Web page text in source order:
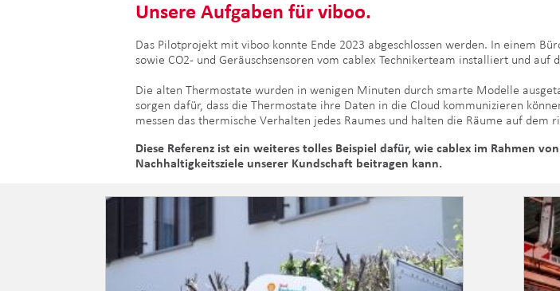
Unsere Aufgaben für viboo.
Das Pilotprojekt mit viboo konnte Ende 2023 abgeschlossen werden. In einem
sowie CO2- und Geräuschsensoren vom cablex Technikerteam installiert und auf
Die alten Thermostate wurden in wenigen Minuten durch smarte Modelle
sorgen dafür, dass die Thermostate ihre Daten in die Cloud kommunizieren
messen das thermische Verhalten jedes Raumes und halten die Räume auf dem
Diese Referenz ist ein weiteres tolles Beispiel dafür, wie cablex im Rahmen
Nachhaltigkeitsziele unserer Kundschaft beitragen kann.